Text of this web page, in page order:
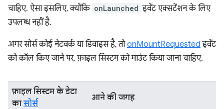
चाहिए. ऐसा इसलिए, क्योंकि onLaunched इवेंट एक्सटेंशन के लिए
उपलब्ध नहीं है.
अगर सोर्स कोई नेटवर्क या डिवाइस है, तोonMountRequested इवेंट
को कॉल किए जाने पर, फ़ाइल सिस्टम को माउंट किया जाना चाहिए.
फ़ाइल सिस्टम के डेटा
का सोर्स
आने की जगह